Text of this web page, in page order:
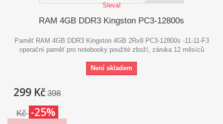
Sleva!
RAM 4GB DDR3 Kingston PC3-12800s
Paměť RAM 4GB DDR3 Kingston 4GB 2Rx8 PC3-12800s -11-11-F3
operační paměť pro notebooky použité zboží, záruka 12 měsíců
Není skladem
299 Kč 398
Kč -25%